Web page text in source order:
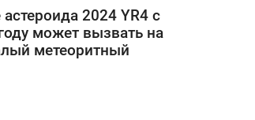
2024 YR4 с
может вызвать на
метеоритный